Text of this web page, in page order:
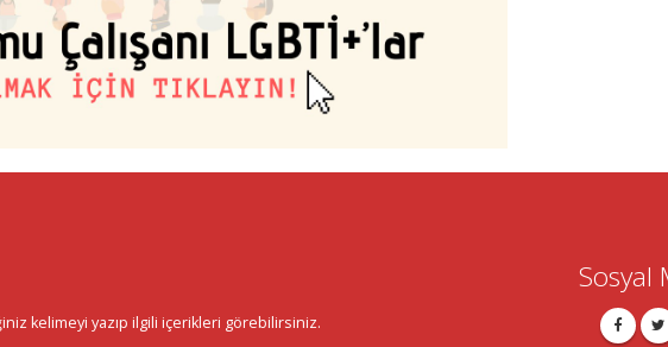
kelimeyi yazıp ilgili içerikleri görebilirsiniz.
Sosyal